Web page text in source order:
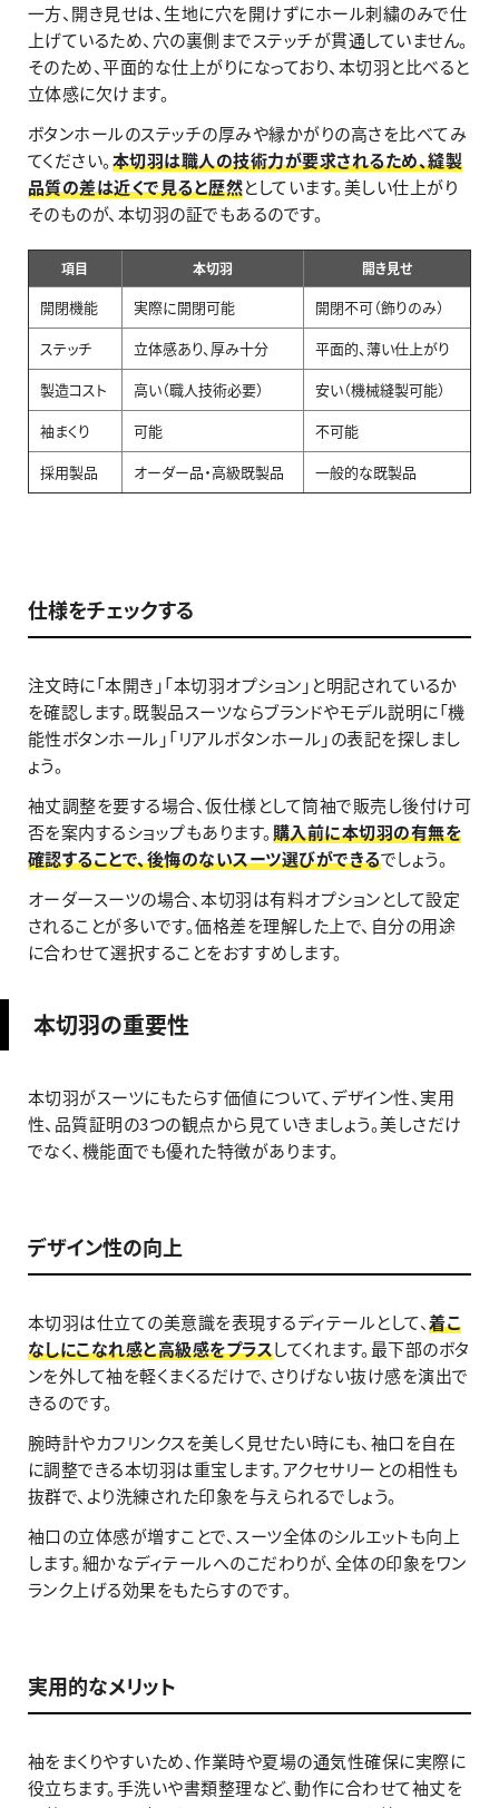
一方、開き見せは、生地に穴を開けずにホール刺繍のみで仕
上げているため、穴の裏側までステッチが貫通していません。
そのため、平面的な仕上がりになっており、本切羽と比べると
立体感に欠けます。
ボタンホールのステッチの厚みや縁かがりの高さを比べてみ
てください。本切羽は職人の技術力が要求されるため、縫製
品質の差は近くで見ると歴然としています。美しい仕上がり
そのものが、本切羽の証でもあるのです。
項目 本切羽 開き見せ
開閉機能 実際に開閉可能
開閉不可（飾りのみ）
ステッチ
立体感あり、厚み十分
平面的、薄い仕上がり
製造コスト
高い（職人技術必要）
安い（機械縫製可能）
袖まくり
可能
不可能
採用製品
オーダー品・高級既製品 一般的な既製品
仕様をチェックする
注文時に「本開き」「本切羽オプション」と明記されているか
を確認します。既製品スーツならブランドやモデル説明に「機
能性ボタンホール」「リアルボタンホール」の表記を探しまし
ょう。
袖丈調整を要する場合、仮仕様として筒袖で販売し後付け可
否を案内するショップもあります。購入前に本切羽の有無を
確認することで、後悔のないスーツ選びができるでしょう。
オーダースーツの場合、本切羽は有料オプションとして設定
されることが多いです。価格差を理解した上で、自分の用途
に合わせて選択することをおすすめします。
本切羽の重要性
本切羽がスーツにもたらす価値について、デザイン性、実用
性、品質証明の3つの観点から見ていきましょう。美しさだけ
でなく、機能面でも優れた特徴があります。
デザイン性の向上
本切羽は仕立ての美意識を表現するディテールとして、着こ
なしにこなれ感と高級感をプラスしてくれます。最下部のボタ
ンを外して袖を軽くまくるだけで、さりげない抜け感を演出で
きるのです。
腕時計やカフリンクスを美しく見せたい時にも、袖口を自在
に調整できる本切羽は重宝します。アクセサリーとの相性も
抜群で、より洗練された印象を与えられるでしょう。
袖口の立体感が増すことで、スーツ全体のシルエットも向上
します。細かなディテールへのこだわりが、全体の印象をワン
ランク上げる効果をもたらすのです。
実用的なメリット
袖をまくりやすいため、作業時や夏場の通気性確保に実際に
役立ちます。手洗いや書類整理など、動作に合わせて袖丈を